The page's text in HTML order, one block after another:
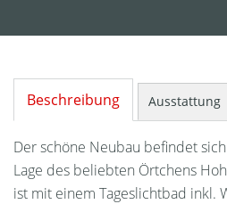
Beschreibung Ausstattung
Der schöne Neubau befindet
Lage des beliebten Örtchens
ist mit einem Tageslichtbad inkl.